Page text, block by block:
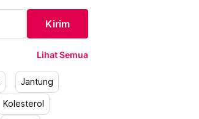
Kirim
Lihat Semua
Jantung
Kolesterol